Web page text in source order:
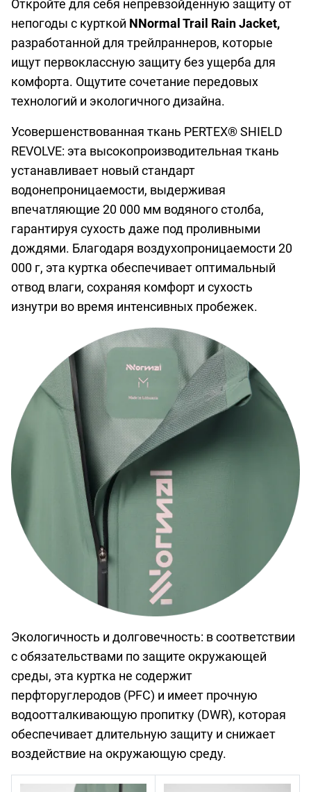
Откройте для себя непревзойденную защиту от
непогоды с курткой NNormal Trail Rain Jacket,
разработанной для трейлраннеров, которые
ищут первоклассную защиту без ущерба для
комфорта. Ощутите сочетание передовых
технологий и экологичного дизайна.
Усовершенствованная ткань PERTEX® SHIELD
REVOLVE: эта высокопроизводительная ткань
устанавливает новый стандарт
водонепроницаемости, выдерживая
впечатляющие 20 000 мм водяного столба,
гарантируя сухость даже под проливными
дождями. Благодаря воздухопроницаемости 20
000 г, эта куртка обеспечивает оптимальный
отвод влаги, сохраняя комфорт и сухость
изнутри во время интенсивных пробежек.
Экологичность и долговечность: в соответствии
с обязательствами по защите окружающей
среды, эта куртка не содержит
перфторуглеродов (PFC) и имеет прочную
водоотталкивающую пропитку (DWR), которая
обеспечивает длительную защиту и снижает
воздействие на окружающую среду.